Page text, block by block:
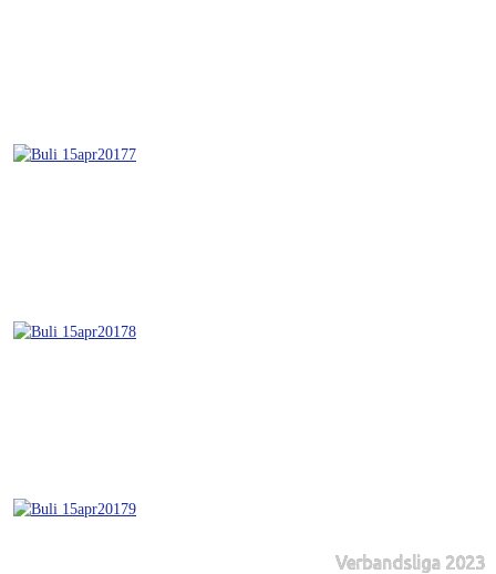
Verbandsliga 2023